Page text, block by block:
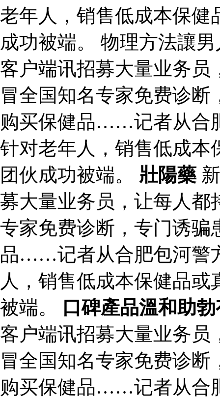
老年人，销售低成本保健
成功被端。 物理方法讓
客户端讯招募大量业务员
冒全国知名专家免费诊
购买保健品……记者从合
针对老年人，销售低成本
团伙成功被端。 壯陽藥
募大量业务员，让每人都
专家免费诊断，专门诱骗
品……记者从合肥包河警
人，销售低成本保健品
被端。
口碑產品溫和助
客户端讯招募大量业务员
冒全国知名专家免费诊
购买保健品……记者从合